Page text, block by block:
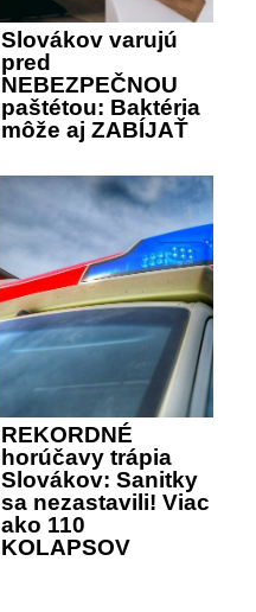
Slovákov varujú
pred
NEBEZPEČNOU
paštétou: Baktéria
môže aj ZABÍJAŤ
REKORDNÉ
horúčavy trápia
Slovákov: Sanitky
sa nezastavili! Viac
ako 110
KOLAPSOV